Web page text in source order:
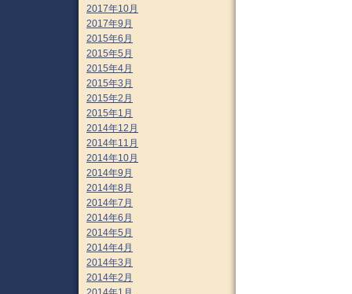
2017年10月
2017年9月
2015年6月
2015年5月
2015年4月
2015年3月
2015年2月
2015年1月
2014年12月
2014年11月
2014年10月
2014年9月
2014年8月
2014年7月
2014年6月
2014年5月
2014年4月
2014年3月
2014年2月